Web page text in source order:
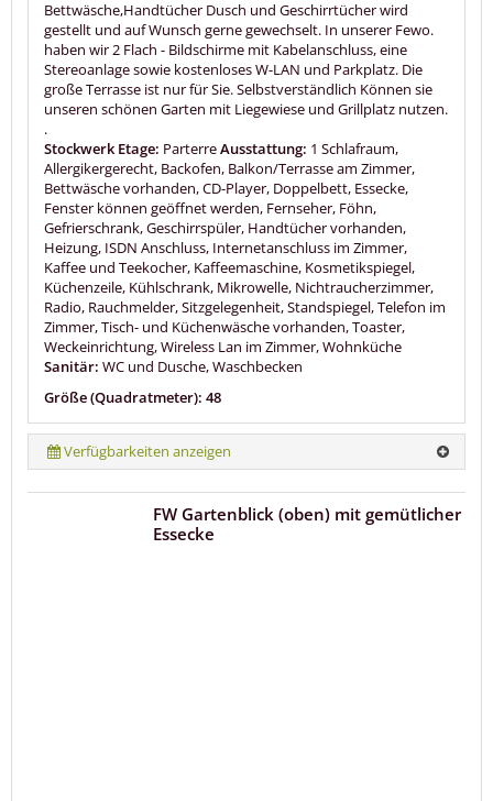
Bettwäsche,Handtücher Dusch und Geschirrtücher wird
gestellt und auf Wunsch gerne gewechselt. In unserer Fewo.
haben wir 2 Flach - Bildschirme mit Kabelanschluss, eine
Stereoanlage sowie kostenloses W-LAN und Parkplatz. Die
große Terrasse ist nur für Sie. Selbstverständlich Können sie
unseren schönen Garten mit Liegewiese und Grillplatz nutzen.
.
Stockwerk Etage: ParterreAusstattung: 1 Schlafraum,
Allergikergerecht, Backofen, Balkon/Terrasse am Zimmer,
Bettwäsche vorhanden, CD-Player, Doppelbett, Essecke,
Fenster können geöffnet werden, Fernseher, Föhn,
Gefrierschrank, Geschirrspüler, Handtücher vorhanden,
Heizung, ISDN Anschluss, Internetanschluss im Zimmer,
Kaffee und Teekocher, Kaffeemaschine, Kosmetikspiegel,
Küchenzeile, Kühlschrank, Mikrowelle, Nichtraucherzimmer,
Radio, Rauchmelder, Sitzgelegenheit, Standspiegel, Telefon im
Zimmer, Tisch- und Küchenwäsche vorhanden, Toaster,
Weckeinrichtung, Wireless Lan im Zimmer, Wohnküche
Sanitär: WC und Dusche, Waschbecken
Größe (Quadratmeter): 48
Verfügbarkeiten anzeigen
FW Gartenblick (oben) mit gemütlicher
Essecke